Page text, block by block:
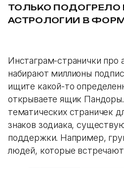
ТОЛЬКО ПОДОГРЕЛО
АСТРОЛОГИИ В
Инстаграм-странички про
набирают миллионы
ищите какой-то
открываете ящик
тематических страничек
знаков зодиака,
поддержки. Например,
людей, которые